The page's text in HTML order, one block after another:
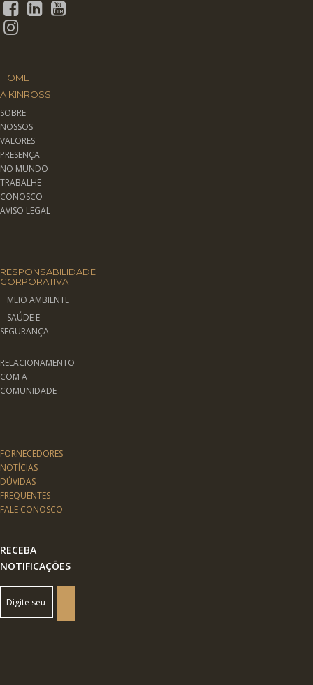
HOME
A KINROSS
SOBRE
NOSSOS
VALORES
PRESENÇA
NO MUNDO
TRABALHE
CONOSCO
AVISO LEGAL
RESPONSABILIDADE
CORPORATIVA
MEIO AMBIENTE
SAÚDE E
SEGURANÇA
RELACIONAMENTO
COM A
COMUNIDADE
FORNECEDORES
NOTÍCIAS
DÚVIDAS
FREQUENTES
FALE CONOSCO
RECEBA
NOTIFICAÇÕES